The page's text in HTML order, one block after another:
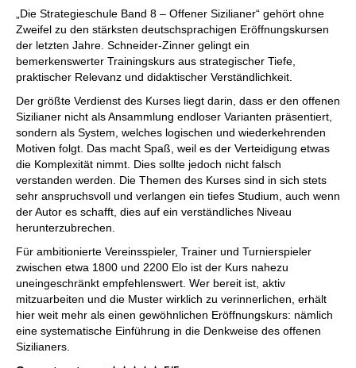
„Die Strategieschule Band 8 – Offener Sizilianer“ gehört ohne
Zweifel zu den stärksten deutschsprachigen Eröffnungskursen
der letzten Jahre. Schneider-Zinner gelingt ein
bemerkenswerter Trainingskurs aus strategischer Tiefe,
praktischer Relevanz und didaktischer Verständlichkeit.
Der größte Verdienst des Kurses liegt darin, dass er den offenen
Sizilianer nicht als Ansammlung endloser Varianten präsentiert,
sondern als System, welches logischen und wiederkehrenden
Motiven folgt. Das macht Spaß, weil es der Verteidigung etwas
die Komplexität nimmt. Dies sollte jedoch nicht falsch
verstanden werden. Die Themen des Kurses sind in sich stets
sehr anspruchsvoll und verlangen ein tiefes Studium, auch wenn
der Autor es schafft, dies auf ein verständliches Niveau
herunterzubrechen.
Für ambitionierte Vereinsspieler, Trainer und Turnierspieler
zwischen etwa 1800 und 2200 Elo ist der Kurs nahezu
uneingeschränkt empfehlenswert. Wer bereit ist, aktiv
mitzuarbeiten und die Muster wirklich zu verinnerlichen, erhält
hier weit mehr als einen gewöhnlichen Eröffnungskurs: nämlich
eine systematische Einführung in die Denkweise des offenen
Sizilianers.